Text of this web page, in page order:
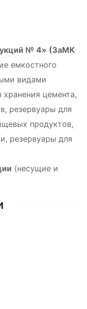
№ 4» (ЗаМК
емкостного
видами
хранения цемента,
резервуары для
продуктов,
резервуары для
(несущие и